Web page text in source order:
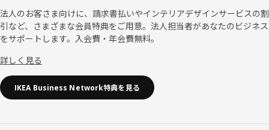
法人のお客さま向けに、請求書払いやインテリアデザインサービスの割
引など、さまざまな会員特典をご用意。法人担当者があなたのビジネス
をサポートします。入会費・年会費無料。
詳しく見る
IKEA Business Network特典を見る